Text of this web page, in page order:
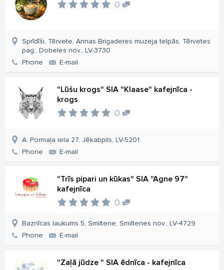
0
Sprīdīši, Tērvete, Annas Brigaderes muzeja telpās, Tērvetes
pag., Dobeles nov., LV-3730
Phone
E-mail
"Lūšu krogs" SIA "Klaase" kafejnīca -
krogs
0
A. Pormaļa iela 27, Jēkabpils, LV-5201
Phone
E-mail
"Trīs pipari un kūkas" SIA "Agne 97"
kafejnīca
0
Baznīcas laukums 5, Smiltene, Smiltenes nov., LV-4729
Phone
E-mail
"Zaļā jūdze " SIA ēdnīca - kafejnīca